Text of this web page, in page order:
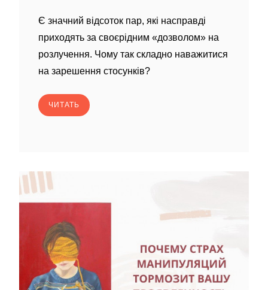
Є значний відсоток пар, які насправді
приходять за своєрідним «дозволом» на
розлучення. Чому так складно наважитися
на зарешення стосунків?
ЧИТАТЬ